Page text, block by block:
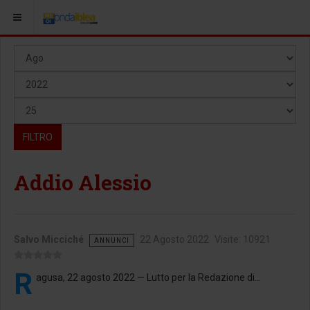
Filtri
Mese
Anno
Visualizza #
FILTRO
Addio Alessio
Salvo Micciché ANNUNCI 22 Agosto 2022 Visite: 10921
R agusa, 22 agosto 2022 — Lutto per la Redazione di...